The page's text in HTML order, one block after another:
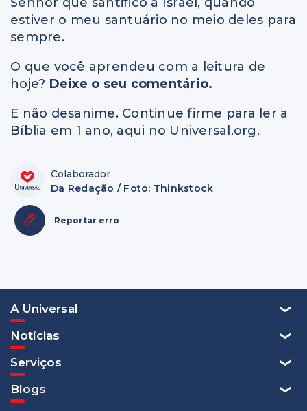
estiver o meu santuário no meio deles para
sempre.
O que você aprendeu com a leitura de
hoje? Deixe o seu comentário.
E não desanime. Continue firme para ler a
Bíblia em 1 ano, aqui no Universal.org.
Colaborador
Da Redação / Foto: Thinkstock
Reportar erro
A Universal
Notícias
Serviços
Blogs